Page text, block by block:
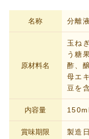
名称 分離
原材料名
玉ね
う糖
酢、
母エ
豆を
内容量
賞味期限 製造